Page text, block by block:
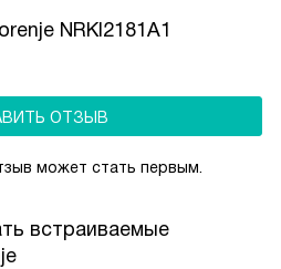
NRKI2181A1
ОТЗЫВ
может стать первым.
встраиваемые